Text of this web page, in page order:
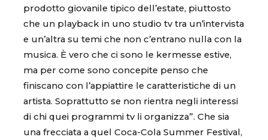
prodotto giovanile tipico dell’estate, piuttosto
che un playback in uno studio tv tra un’intervista
e un’altra su temi che non c’entrano nulla con la
musica. È vero che ci sono le kermesse estive,
ma per come sono concepite penso che
finiscano con l’appiattire le caratteristiche di un
artista. Soprattutto se non rientra negli interessi
di chi quei programmi tv li organizza”. Che sia
una frecciata a quel Coca-Cola Summer Festival,